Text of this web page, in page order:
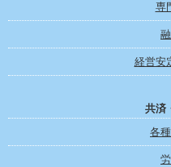
専
経営安
共済
各